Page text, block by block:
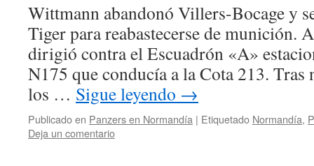
Wittmann abandonó Villers-Bocage y
Tiger para reabastecerse de munición.
dirigió contra el Escuadrón «A»
N175 que conducía a la Cota 213.
los … Sigue leyendo →
Publicado en Panzers en Normandía | Etiquetado Normandía,
Deja un comentario